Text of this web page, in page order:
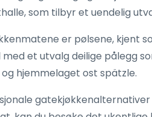
som tilbyr et uendelig
er pølsene, kjent
et utvalg deilige pålegg
hjemmelaget ost spätzle.